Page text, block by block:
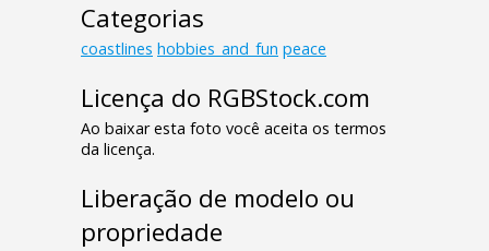
Categorias
coastlines hobbies_and_fun peace
Licença do RGBStock.com
Ao baixar esta foto você aceita os termos
da licença.
Liberação de modelo ou
propriedade